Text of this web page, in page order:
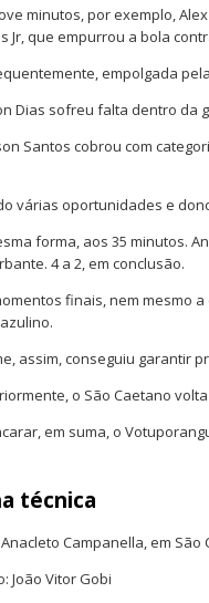
minutos, por exemplo,
Jr, que empurrou a bola
empolgada
Dias sofreu falta dentro da
Santos cobrou com
várias oportunidades e
forma, aos 35 minutos.
4 a 2, em conclusão.
finais, nem mesmo
assim, conseguiu garantir
o São Caetano
em suma, o
técnica
Campanella, em São
João Vitor Gobi